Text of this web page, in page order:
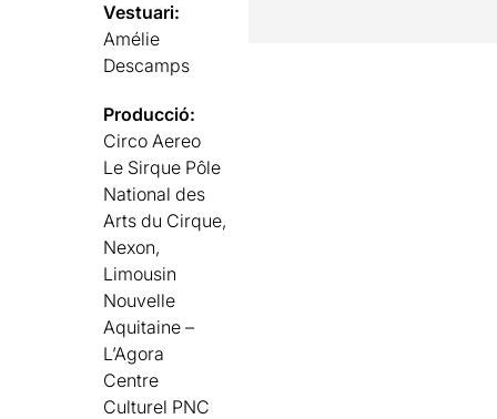
Vestuari:
Amélie
Descamps
Producció:
Circo Aereo
Le Sirque Pôle
National des
Arts du Cirque,
Nexon,
Limousin
Nouvelle
Aquitaine –
L’Agora
Centre
Culturel PNC